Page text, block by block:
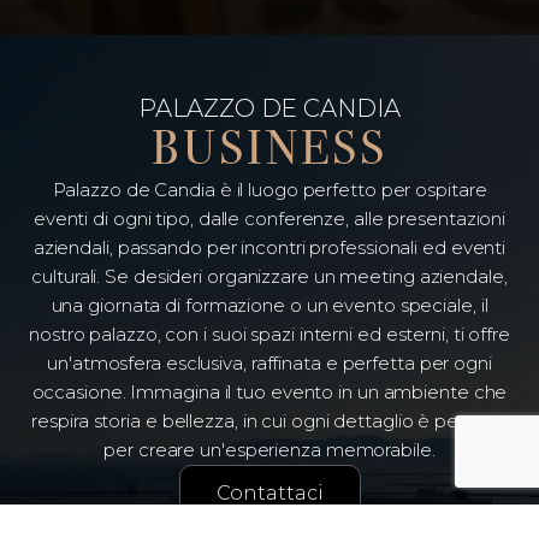
PALAZZO DE CANDIA
BUSINESS
Palazzo de Candia è il luogo perfetto per ospitare
eventi di ogni tipo, dalle conferenze, alle presentazioni
aziendali, passando per incontri professionali ed eventi
culturali. Se desideri organizzare un meeting aziendale,
una giornata di formazione o un evento speciale, il
nostro palazzo, con i suoi spazi interni ed esterni, ti offre
un'atmosfera esclusiva, raffinata e perfetta per ogni
occasione. Immagina il tuo evento in un ambiente che
respira storia e bellezza, in cui ogni dettaglio è pensato
per creare un'esperienza memorabile.
Contattaci